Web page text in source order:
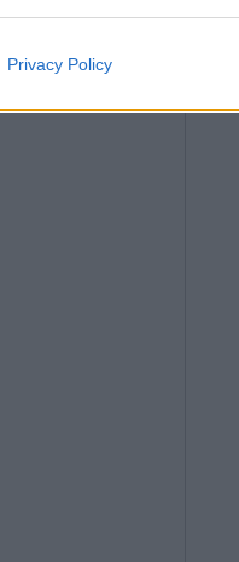
Privacy Policy